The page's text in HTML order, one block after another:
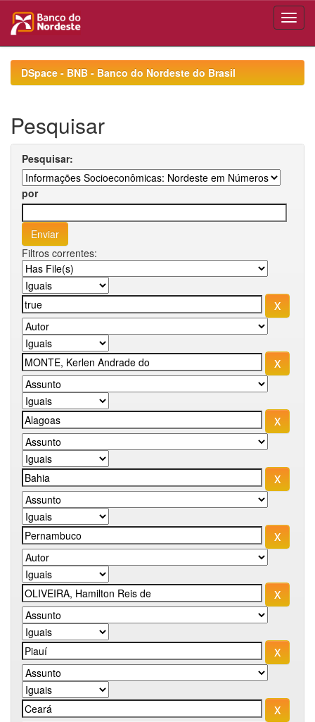
navigationDSpace - BNB - Banco do Nordeste do Brasil
Pesquisar
Pesquisar:
por
Filtros correntes: